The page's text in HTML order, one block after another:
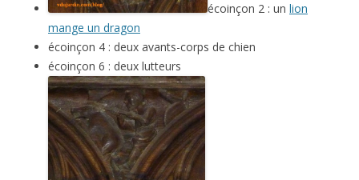
écoinçon 2 : un lion
mange un dragon
écoinçon 4 : deux avants-corps de chien
écoinçon 6 : deux lutteurs